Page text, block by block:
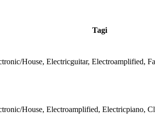
Tagi
House, Electricguitar, Electroamplified,
House, Electroamplified, Electricpiano,